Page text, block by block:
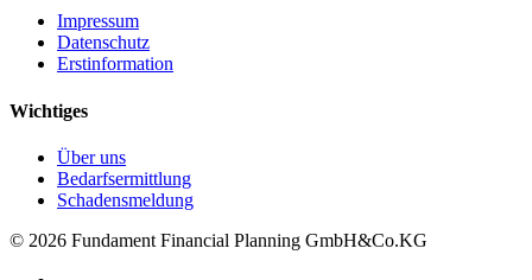
Impressum
Datenschutz
Erstinformation
Wichtiges
Über uns
Bedarfsermittlung
Schadensmeldung
© 2026 Fundament Financial Planning GmbH&Co.KG